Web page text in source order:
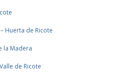
Huerta de Ricote
la Madera
de Ricote